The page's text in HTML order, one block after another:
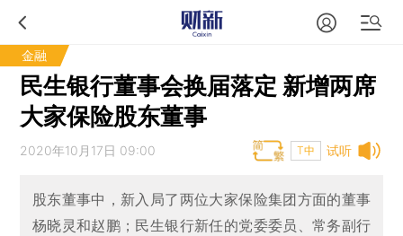
金融
民生银行董事会换届落定 新增两席
大家保险股东董事
试听
2020年10月17日 09:00 T中
股东董事中，新入局了两位大家保险集团方面的董事
杨晓灵和赵鹏；民生银行新任的党委委员、常务副行